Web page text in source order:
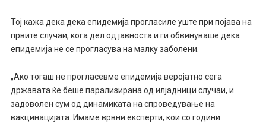
Тој кажа дека дека епидемија прогласиле уште при појава на
првите случаи, кога дел од јавноста и ги обвинуваше дека
епидемија не се прогласува на малку заболени.
„Ако тогаш не прогласевме епидемија веројатно сега
државата ќе беше парализирана од илјадници случаи, и
задоволен сум од динамиката на спроведување на
вакцинацијата. Имаме врвни експерти, кои со години